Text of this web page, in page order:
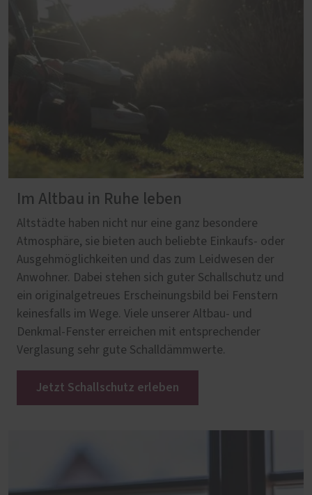
Im Altbau in Ruhe leben
Altstädte haben nicht nur eine ganz besondere
Atmosphäre, sie bieten auch beliebte Einkaufs- oder
Ausgehmöglichkeiten und das zum Leidwesen der
Anwohner. Dabei stehen sich guter Schallschutz und
ein originalgetreues Erscheinungsbild bei Fenstern
keinesfalls im Wege. Viele unserer Altbau- und
Denkmal-Fenster erreichen mit entsprechender
Verglasung sehr gute Schalldämmwerte.
Jetzt Schallschutz erleben